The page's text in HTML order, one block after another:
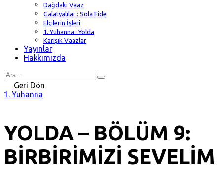
Dağdaki Vaaz
Galatyalılar : Sola Fide
Elçilerin İşleri
1. Yuhanna : Yolda
Karışık Vaazlar
Yayınlar
Hakkımızda
Search
forGeri Dön
1. Yuhanna
YOLDA – BÖLÜM 9:
BİRBİRİMİZİ SEVELİM